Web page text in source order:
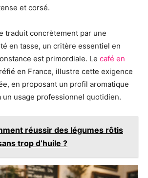
et corsé.
traduit concrètement par une
en tasse, un critère essentiel en
est primordiale. Le café en
en France, illustre cette exigence
en proposant un profil aromatique
un usage professionnel quotidien.
réussir des légumes rôtis
trop d’huile ?